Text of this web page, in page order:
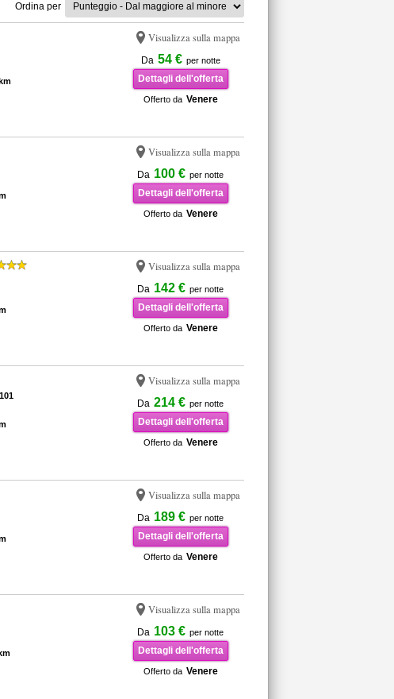
Ordina per
Visualizza sulla mappa
Da 54 € per notte
Dettagli dell'offerta
Offerto da Venere
Visualizza sulla mappa
Da 100 € per notte
Dettagli dell'offerta
Offerto da Venere
Visualizza sulla mappa
Da 142 € per notte
Dettagli dell'offerta
Offerto da Venere
Visualizza sulla mappa
Da 214 € per notte
Dettagli dell'offerta
Offerto da Venere
Visualizza sulla mappa
Da 189 € per notte
Dettagli dell'offerta
Offerto da Venere
Visualizza sulla mappa
Da 103 € per notte
Dettagli dell'offerta
Offerto da Venere